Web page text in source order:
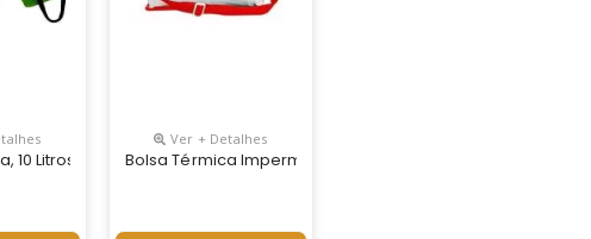
Alça De Mão, Revestimento Térmico Com Espuma Pack, Reforço Em
10 Litros, Fechamento Em Ziper, Alça De Mão, Acabamento Interno - 25 X
Ver + Detalhes
Bolsa Térmica Impermeável Em Pvc Laminado Brilho Branco.